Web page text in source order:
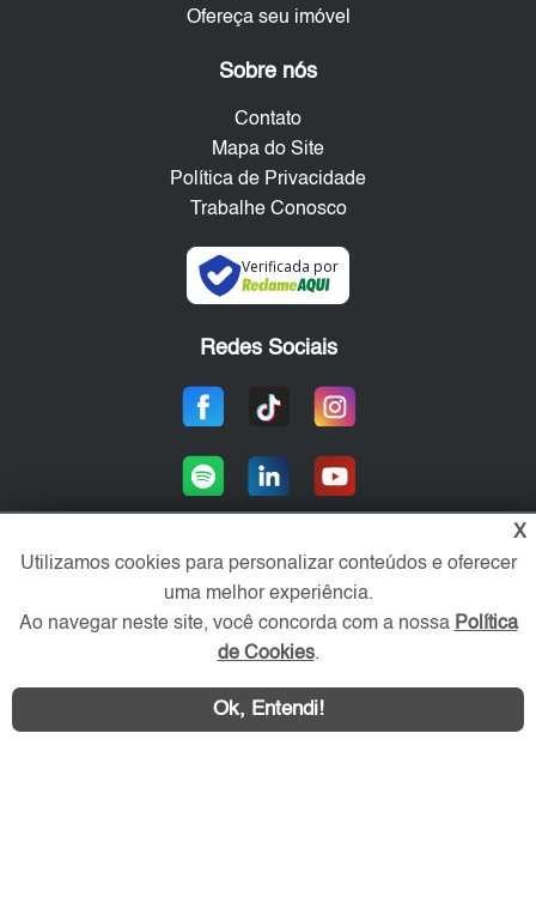
Ofereça seu imóvel
Sobre nós
Contato
Mapa do Site
Política de Privacidade
Trabalhe Conosco
Verificada por
Redes Sociais
Área exclusiva aos anunciantes,
acesse sua conta:
X
Utilizamos cookies para personalizar conteúdos e oferecer
uma melhor experiência.
Ao navegar neste site, você concorda com a nossa Política
de Cookies.
Ok, Entendi!